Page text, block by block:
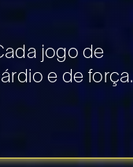
jogo de
e de força.